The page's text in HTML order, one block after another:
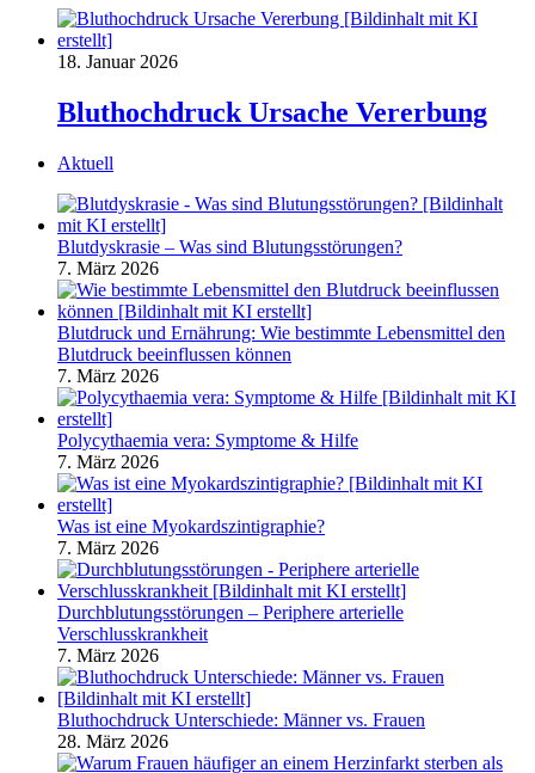
18. Januar 2026
Bluthochdruck Ursache Vererbung
Aktuell
Blutdyskrasie – Was sind Blutungsstörungen?
7. März 2026
Blutdruck und Ernährung: Wie bestimmte Lebensmittel den
Blutdruck beeinflussen können
7. März 2026
Polycythaemia vera: Symptome & Hilfe
7. März 2026
Was ist eine Myokardszintigraphie?
7. März 2026
Durchblutungsstörungen – Periphere arterielle
Verschlusskrankheit
7. März 2026
Bluthochdruck Unterschiede: Männer vs. Frauen
28. März 2026